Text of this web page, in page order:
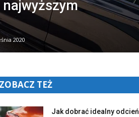
2020
ZOBACZ TEŻ
Jak dobrać idealny odcień